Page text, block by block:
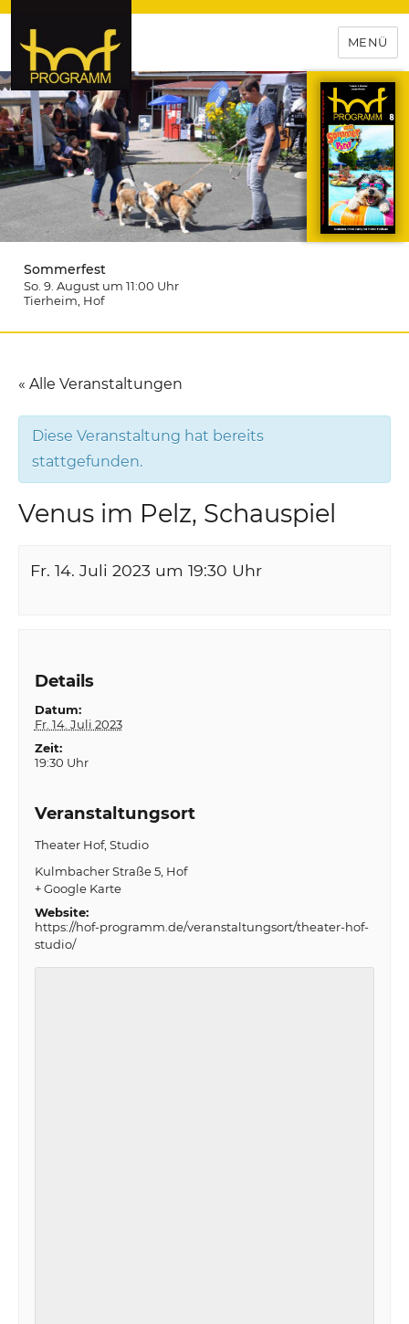
hof-programm – das
Veranstaltungsportal für
Hochfranken
MENÜ
Sommerfest
So. 9. August um 11:00 Uhr
Tierheim , Hof
« Alle Veranstaltungen
Diese Veranstaltung hat bereits
stattgefunden.
Venus im Pelz, Schauspiel
Fr. 14. Juli 2023 um 19:30 Uhr
Details
Datum:
Fr. 14. Juli 2023
Zeit:
19:30 Uhr
Veranstaltungsort
Theater Hof, Studio
Kulmbacher Straße 5 Hof
+ Google Karte
Website:
https://hof-programm.de/veranstaltungsort/theater-hof-
studio/